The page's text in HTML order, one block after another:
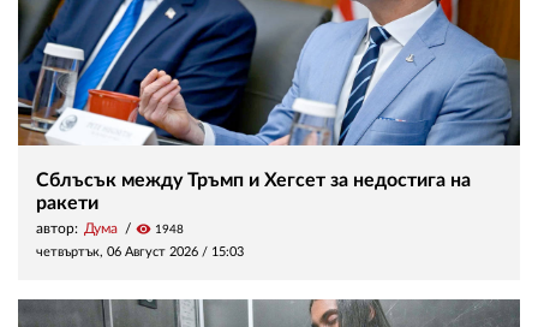
Сблъсък между Тръмп и Хегсет за недостига на
ракети
автор: Дума visibility 1948
четвъртък, 06 Август 2026 / 15:03